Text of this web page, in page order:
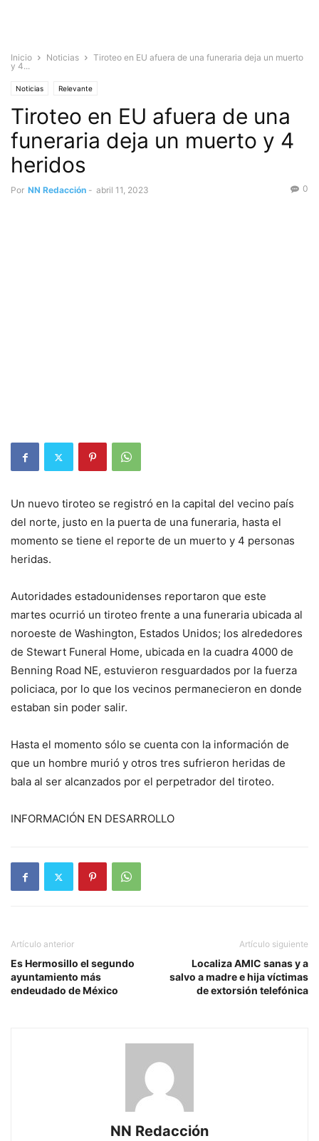
Inicio Noticias
Tiroteo en EU afuera de una funeraria deja un muerto
y 4...
Noticias Relevante
Tiroteo en EU afuera de una
funeraria deja un muerto y 4
heridos
Por NN Redacción - abril 11, 2023 0
Un nuevo tiroteo se registró en la capital del vecino país
del norte, justo en la puerta de una funeraria, hasta el
momento se tiene el reporte de un muerto y 4 personas
heridas.
Autoridades estadounidenses reportaron que este
martes ocurrió un tiroteo frente a una funeraria ubicada al
noroeste de Washington, Estados Unidos; los alrededores
de Stewart Funeral Home, ubicada en la cuadra 4000 de
Benning Road NE, estuvieron resguardados por la fuerza
policiaca, por lo que los vecinos permanecieron en donde
estaban sin poder salir.
Hasta el momento sólo se cuenta con la información de
que un hombre murió y otros tres sufrieron heridas de
bala al ser alcanzados por el perpetrador del tiroteo.
INFORMACIÓN EN DESARROLLO
Artículo anterior
Es Hermosillo el segundo
ayuntamiento más
endeudado de México
Artículo siguiente
Localiza AMIC sanas y a
salvo a madre e hija víctimas
de extorsión telefónica
NN Redacción